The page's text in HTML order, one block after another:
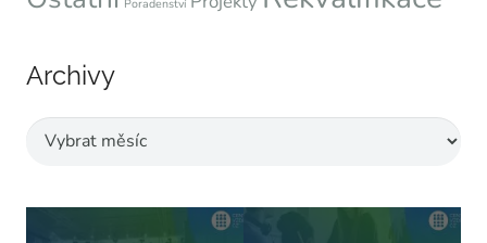
Poradenství
Archivy
Archivy